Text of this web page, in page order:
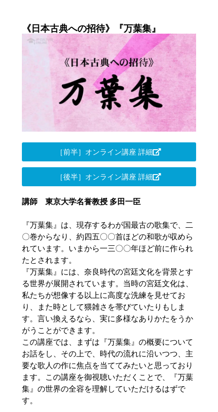
《日本古典への招待》『万葉集』
［前半］オンライン講座 詳細
［後半］オンライン講座 詳細
講師 東京大学名誉教授 多田一臣
『万葉集』は、現存するわが国最古の歌集で、二
〇巻からなり、約四五〇〇首ほどの和歌が収めら
れています。いまから一三〇〇年ほど前に作られ
たとされます。
『万葉集』には、奈良時代の宮廷文化を背景とす
る世界が展開されています。当時の宮廷文化は、
私たちが想像する以上に高度な洗練を見せてお
り、また時として猥雑さを帯びていたりもしま
す。言い換えるなら、実に多様なありかたをうか
がうことができます。
この講座では、まずは『万葉集』の概要について
お話をし、その上で、時代の流れに沿いつつ、主
要な歌人の作に焦点を当ててみたいと思っており
ます。この講座を御視聴いただくことで、『万葉
集』の世界の全容を理解していただけるはずで
す。